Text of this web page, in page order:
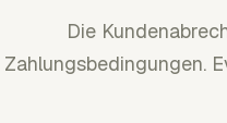
Die
Zahlungsbedingungen.